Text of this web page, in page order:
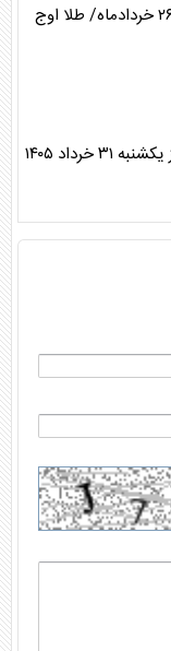
آخرین و بروزترین قیمت طلا امروز سه شنبه ۲۶ خردادماه/ طلا اوج
بروزترین و جدیدترین قیمت طلا و سکه امروز یکشنبه ۳۱ خرداد ۱۴۰۵